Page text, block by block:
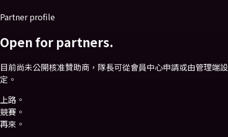
Partner profile
Open for partners.
目前尚未公開核准贊助商，隊長可從會員中心申請或由管理端設
定。
上路。
競賽。
再來。